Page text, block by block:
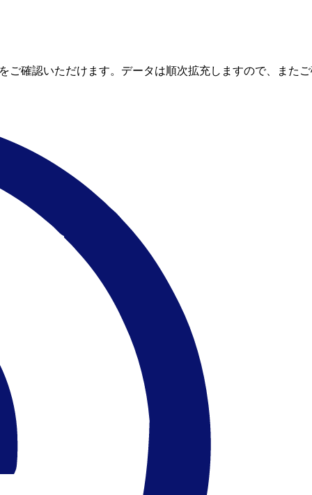
確認いただけます。データは順次拡充しますので、また